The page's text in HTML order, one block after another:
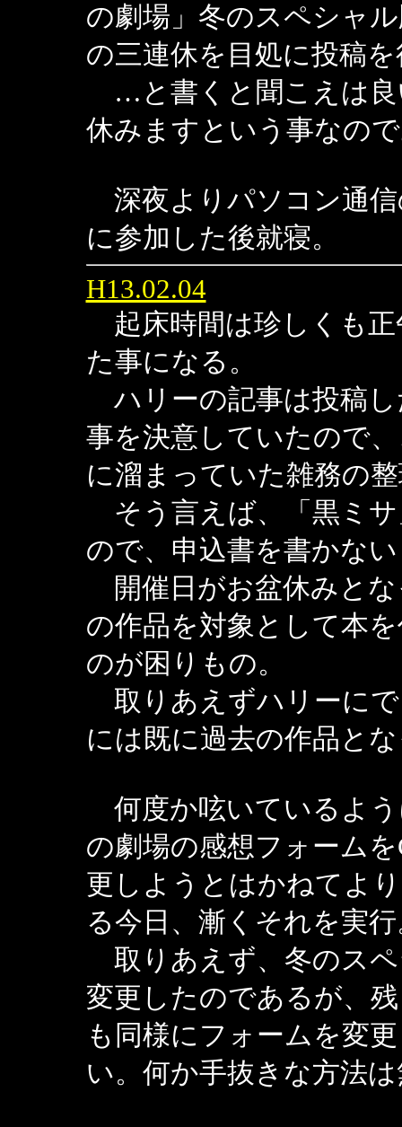
の劇場」冬のスペシャ
の三連休を目処に投稿
…と書くと聞こえは良
休みますという事なの
深夜よりパソコン通
に参加した後就寝。
H13.02.04
起床時間は珍しくも正
た事になる。
ハリーの記事は投稿し
事を決意していたので
に溜まっていた雑務の
そう言えば、「黒ミ
ので、申込書を書かな
開催日がお盆休みと
の作品を対象として本
のが困りもの。
取りあえずハリーに
には既に過去の作品と
何度か呟いているよ
の劇場の感想フォーム
更しようとはかねてよ
る今日、漸くそれを実
取りあえず、冬のスペ
変更したのであるが、
も同様にフォームを変
い。何か手抜きな方法